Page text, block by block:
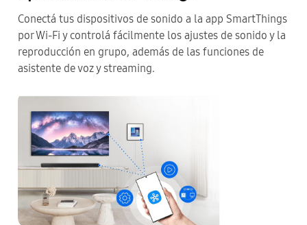
Conectá tus dispositivos de sonido a la app SmartThings
por Wi-Fi y controlá fácilmente los ajustes de sonido y la
reproducción en grupo, además de las funciones de
asistente de voz y streaming.